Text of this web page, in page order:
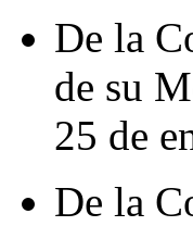
De la
de su
25 de
De la